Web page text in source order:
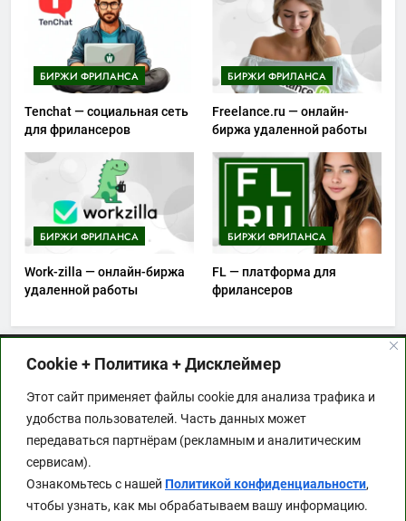
Cookie + Политика + Дисклеймер
Этот сайт применяет файлы cookie для анализа трафика и
удобства пользователей. Часть данных может
передаваться партнёрам (рекламным и аналитическим
сервисам).
Ознакомьтесь с нашей Политикой конфиденциальности,
чтобы узнать, как мы обрабатываем вашу информацию.
БИРЖИ ФРИЛАНСА
Tenchat — социальная сеть
для фрилансеров
БИРЖИ ФРИЛАНСА
Freelance.ru — онлайн-
биржа удаленной работы
БИРЖИ ФРИЛАНСА
Work-zilla — онлайн-биржа
удаленной работы
БИРЖИ ФРИЛАНСА
FL — платформа для
фрилансеров
трафика и удобства пользователей. Часть данных
может передаваться партнёрам (рекламным и
аналитическим сервисам). Ознакомьтесь с
нашей
Политикой конфиденциальности
узнать, как мы обрабатываем вашу
информацию.